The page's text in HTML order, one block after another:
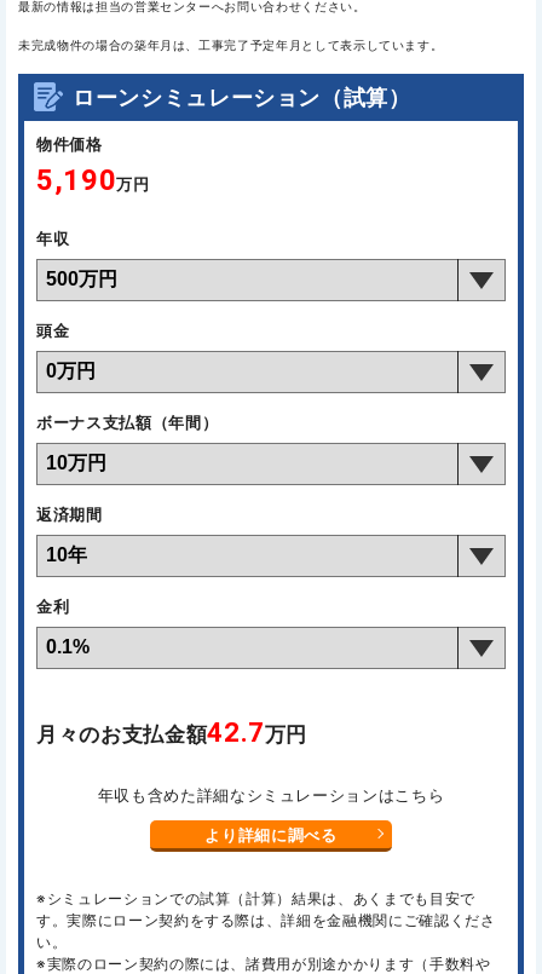
最新の情報は担当の営業センターへお問い合わせください。
未完成物件の場合の築年月は、工事完了予定年月として表示しています。
ローンシミュレーション（試算）
物件価格
5,190万円
年収
頭金
ボーナス支払額（年間）
返済期間
金利
月々のお支払金額42.7万円
年収も含めた詳細なシミュレーションはこちら
より詳細に調べる
※シミュレーションでの試算（計算）結果は、あくまでも目安で
す。実際にローン契約をする際は、詳細を金融機関にご確認くださ
い。
※実際のローン契約の際には、諸費用が別途かかります（手数料や